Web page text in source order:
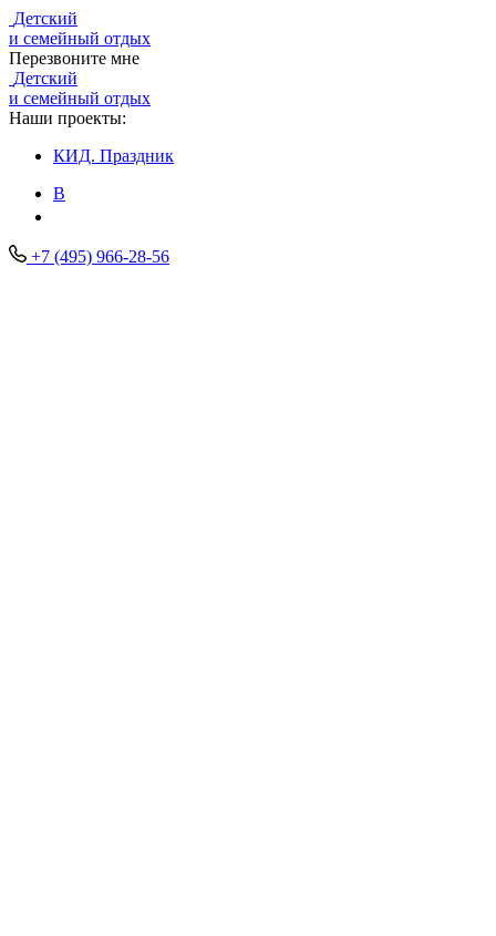
Детский
и семейный отдых
Перезвоните мне
Детский
и семейный отдых
Наши проекты:
КИД. Праздник
В
+7 (495) 966-28-56